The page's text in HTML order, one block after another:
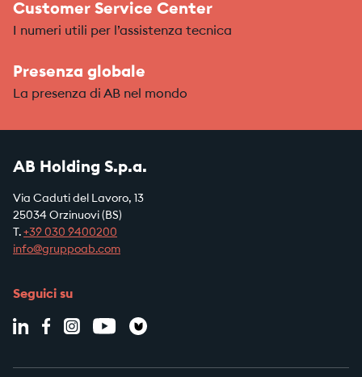
Customer Service Center
I numeri utili per l’assistenza tecnica
Presenza globale
La presenza di AB nel mondo
AB Holding S.p.a.
Via Caduti del Lavoro, 13
25034 Orzinuovi (BS)
T. +39 030 9400200
info@gruppoab.com
Seguici su